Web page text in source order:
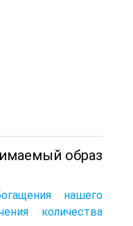
образ
нашего
количества